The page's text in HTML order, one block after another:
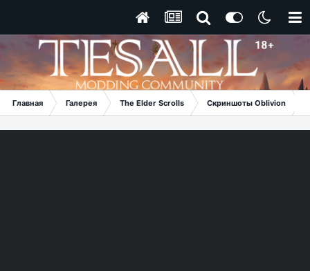
Главная Галерея The Elder Scrolls Скриншоты Oblivion